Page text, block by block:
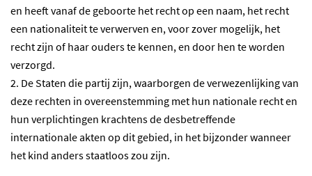
en heeft vanaf de geboorte het recht op een naam, het recht
een nationaliteit te verwerven en, voor zover mogelijk, het
recht zijn of haar ouders te kennen, en door hen te worden
verzorgd.
2. De Staten die partij zijn, waarborgen de verwezenlijking van
deze rechten in overeenstemming met hun nationale recht en
hun verplichtingen krachtens de desbetreffende
internationale akten op dit gebied, in het bijzonder wanneer
het kind anders staatloos zou zijn.